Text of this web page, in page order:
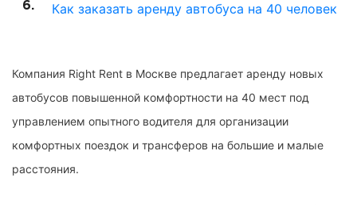
Как заказать аренду автобуса на 40 человек
Компания Right Rent в Москве предлагает аренду новых
автобусов повышенной комфортности на 40 мест под
управлением опытного водителя для организации
комфортных поездок и трансферов на большие и малые
расстояния.